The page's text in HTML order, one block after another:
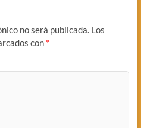
no será publicada. Los
con *